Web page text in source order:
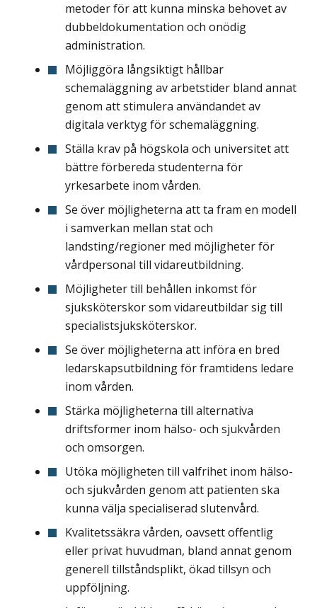
metoder för att kunna minska behovet av
dubbeldokumentation och onödig
administration.
Möjliggöra långsiktigt hållbar
schemaläggning av arbetstider bland annat
genom att stimulera användandet av
digitala verktyg för schemaläggning.
Ställa krav på högskola och universitet att
bättre förbereda studenterna för
yrkesarbete inom vården.
Se över möjligheterna att ta fram en modell
i samverkan mellan stat och
landsting/regioner med möjligheter för
vårdpersonal till vidareutbildning.
Möjligheter till behållen inkomst för
sjuksköterskor som vidareutbildar sig till
specialistsjuksköterskor.
Se över möjligheterna att införa en bred
ledarskapsutbildning för framtidens ledare
inom vården.
Stärka möjligheterna till alternativa
driftsformer inom hälso- och sjukvården
och omsorgen.
Utöka möjligheten till valfrihet inom hälso-
och sjukvården genom att patienten ska
kunna välja specialiserad slutenvård.
Kvalitetssäkra vården, oavsett offentlig
eller privat huvudman, bland annat genom
generell tillståndsplikt, ökad tillsyn och
uppföljning.